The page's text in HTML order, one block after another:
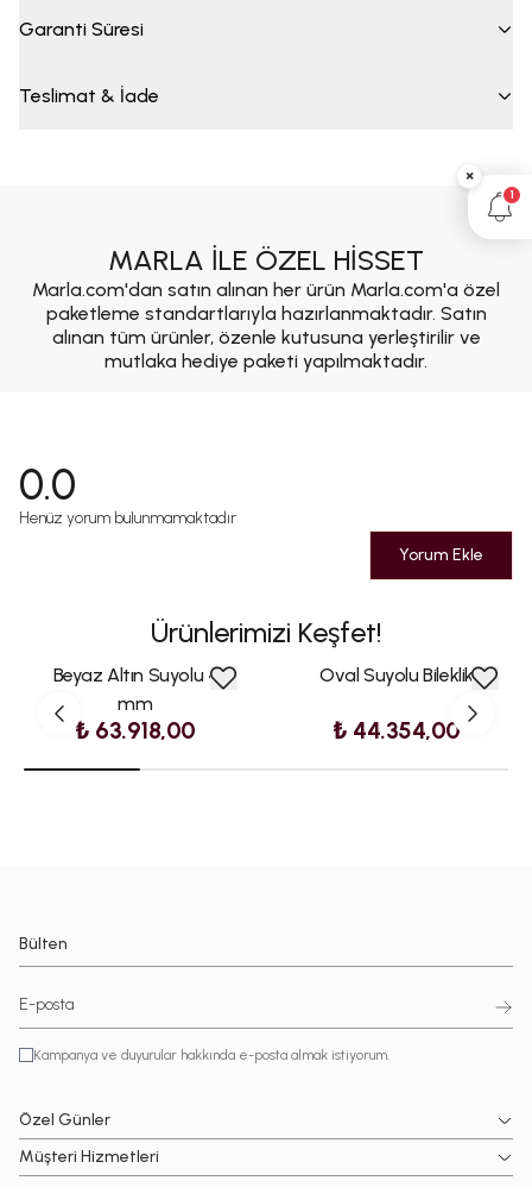
Garanti Süresi
Teslimat & İade
MARLA İLE ÖZEL HİSSET
Marla.com'dan satın alınan her ürün Marla.com'a özel
paketleme standartlarıyla hazırlanmaktadır. Satın
alınan tüm ürünler, özenle kutusuna yerleştirilir ve
mutlaka hediye paketi yapılmaktadır.
0.0
Henüz yorum bulunmamaktadır
Yorum Ekle
Ürünlerimizi Keşfet!
Beyaz Altın Suyolu 4
mm
₺ 63.918,00
Oval Suyolu Bileklik
₺ 44.354,00
Bülten
Kampanya ve duyurular hakkında e-posta almak istiyorum.
Özel Günler
Müşteri Hizmetleri
×
1